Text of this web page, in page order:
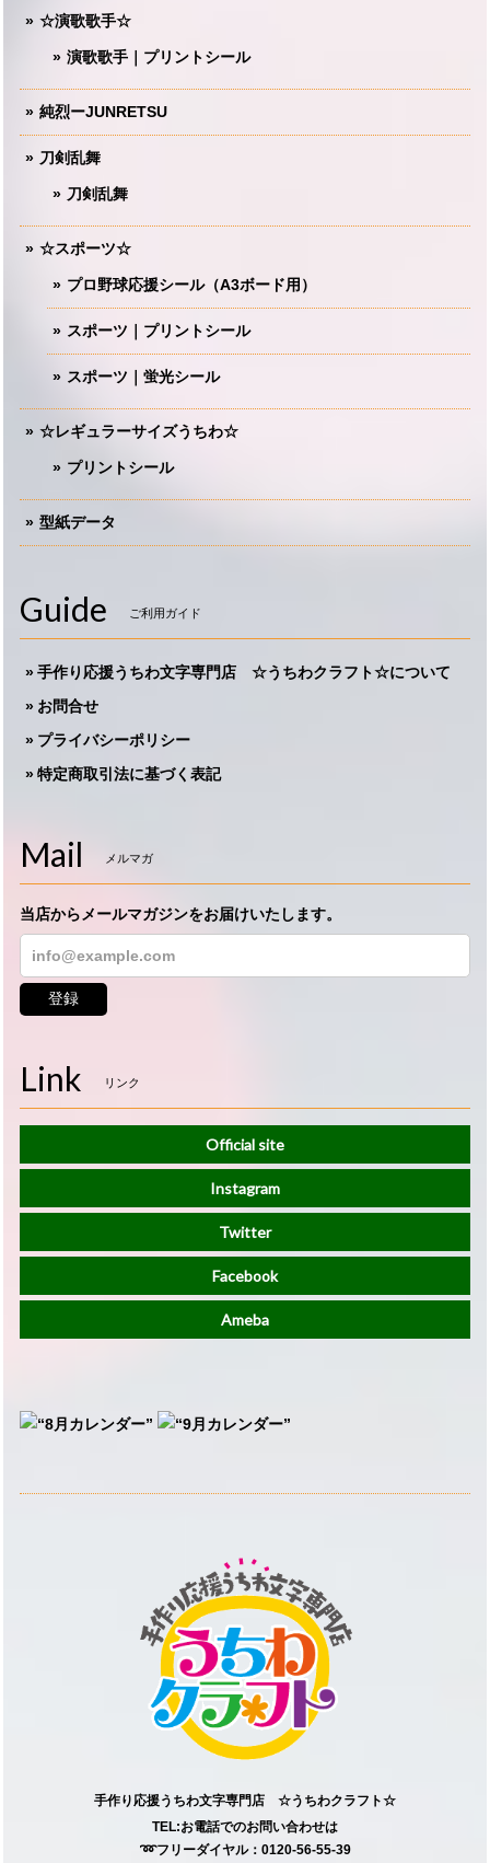
☆演歌歌手☆
演歌歌手｜プリントシール
純烈ーJUNRETSU
刀剣乱舞
刀剣乱舞
☆スポーツ☆
プロ野球応援シール（A3ボード用）
スポーツ｜プリントシール
スポーツ｜蛍光シール
☆レギュラーサイズうちわ☆
プリントシール
型紙データ
Guide ご利用ガイド
手作り応援うちわ文字専門店 ☆うちわクラフト☆について
お問合せ
プライバシーポリシー
特定商取引法に基づく表記
Mail メルマガ
当店からメールマガジンをお届けいたします。
登録
Link リンク
Official site
Instagram
Twitter
Facebook
Ameba
手作り応援うちわ文字専門店 ☆うちわクラフト☆
TEL:お電話でのお問い合わせは
➿フリーダイヤル：0120-56-55-39